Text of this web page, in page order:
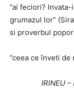
”ai feciori?
grumazul lor”
si proverbul
”ceea ce înveti de
IRINEU –